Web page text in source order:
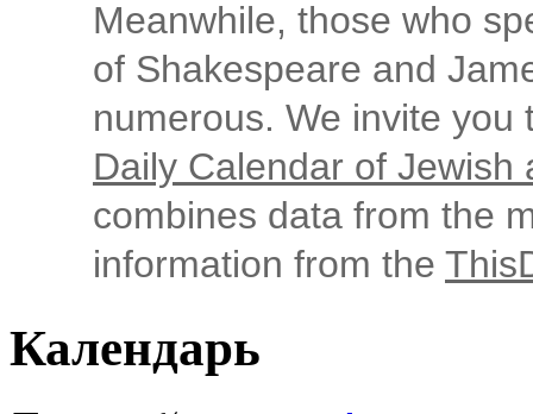
Meanwhile, those who
of Shakespeare and
numerous. We invite
Daily Calendar of Jewish
combines data from the
information from the
Календарь